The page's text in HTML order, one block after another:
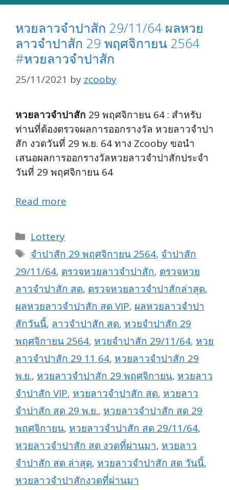
หวยลาวจำปาสัก 29/11/64 ผลหวย
ลาวจำปาสัก 29 พฤศจิกายน 2564
#หวยลาวจำปาสัก
25/11/2021 by zcooby
หวยลาวจำปาสัก 29 พฤศจิกายน 64 : สำหรับ
ท่านที่ต้องตรวจผลการออกรางวัล หวยลาวจำปา
สัก งวดวันที่ 29 พ.ย. 64 ทาง Zcooby ขอนำ
เสนอผลการออกรางวัลหวยลาวจำปาสักประจำ
วันที่ 29 พฤศจิกายน 64
Read more
Categories
Lottery
Tags
จำปาสัก 29 พฤศจิกายน 2564, จำปาสัก
29/11/64, ตรวจหวยลาวจำปาสัก, ตรวจหวย
ลาวจำปาสัก สด, ตรวจหวยลาวจำปาสักล่าสุด,
ผลหวยลาวจำปาสัก สด VIP, ผลหวยลาวจำปา
สักวันนี้, ลาวจำปาสัก สด, หวยจำปาสัก 29
พฤศจิกายน 2564, หวยจำปาสัก 29/11/64, หวย
ลาวจำปาสัก 29 11 64, หวยลาวจำปาสัก 29
พ.ย., หวยลาวจำปาสัก 29 พฤศจิกายน, หวยลาว
จำปาสัก VIP, หวยลาวจำปาสัก สด, หวยลาว
จำปาสัก สด 29 พ.ย., หวยลาวจำปาสัก สด 29
พฤศจิกายน, หวยลาวจำปาสัก สด 29/11/64,
หวยลาวจำปาสัก สด งวดที่ผ่านมา, หวยลาว
จำปาสัก สด ล่าสุด, หวยลาวจำปาสัก สด วันนี้,
หวยลาวจำปาสักงวดที่ผ่านมา